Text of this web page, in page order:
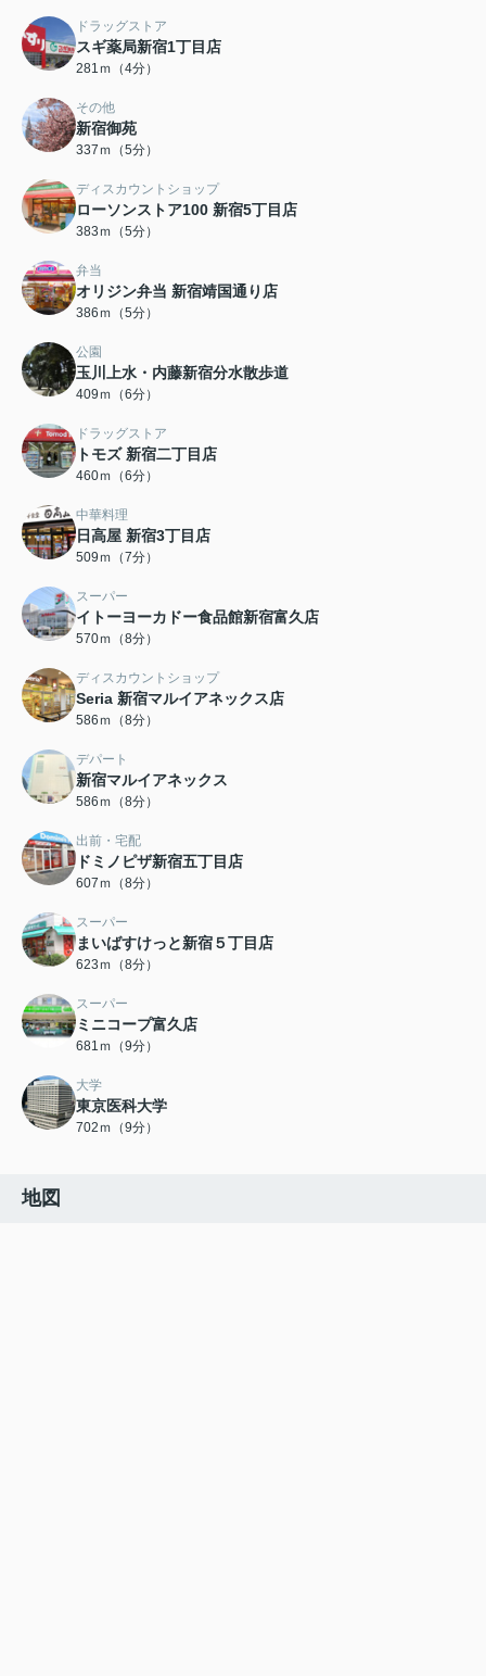
ドラッグストア
スギ薬局新宿1丁目店
281ｍ（4分）
その他
新宿御苑
337ｍ（5分）
ディスカウントショップ
ローソンストア100 新宿5丁目店
383ｍ（5分）
弁当
オリジン弁当 新宿靖国通り店
386ｍ（5分）
公園
玉川上水・内藤新宿分水散歩道
409ｍ（6分）
ドラッグストア
トモズ 新宿二丁目店
460ｍ（6分）
中華料理
日高屋 新宿3丁目店
509ｍ（7分）
スーパー
イトーヨーカドー食品館新宿富久店
570ｍ（8分）
ディスカウントショップ
Seria 新宿マルイアネックス店
586ｍ（8分）
デパート
新宿マルイアネックス
586ｍ（8分）
出前・宅配
ドミノピザ新宿五丁目店
607ｍ（8分）
スーパー
まいばすけっと新宿５丁目店
623ｍ（8分）
スーパー
ミニコープ富久店
681ｍ（9分）
大学
東京医科大学
702ｍ（9分）
地図